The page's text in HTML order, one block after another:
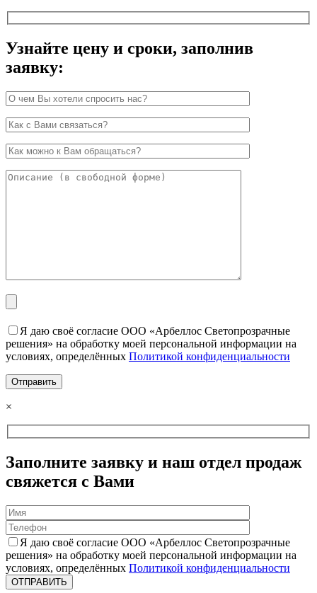
Узнайте цену и сроки, заполнив
заявку:
Я даю своё согласие ООО «Арбеллос Светопрозрачные
решения» на обработку моей персональной информации на
условиях, определённых Политикой конфиденциальности
×
Заполните заявку и наш отдел продаж
свяжется с Вами
Я даю своё согласие ООО «Арбеллос Светопрозрачные
решения» на обработку моей персональной информации на
условиях, определённых Политикой конфиденциальности